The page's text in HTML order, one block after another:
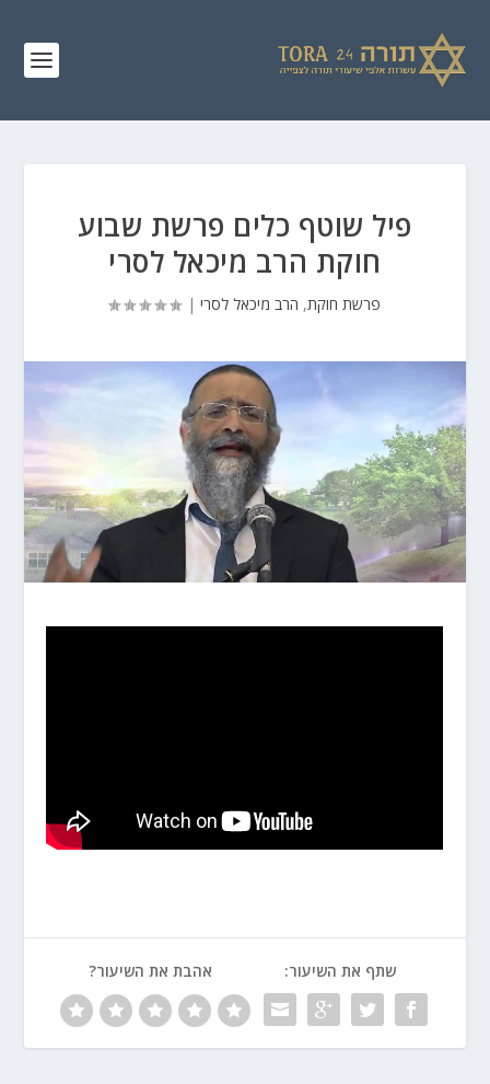
פיל שוטף כלים פרשת שבוע
חוקת הרב מיכאל לסרי
פרשת חוקת, הרב מיכאל לסרי |
שתף את השיעור: אהבת את השיעור?